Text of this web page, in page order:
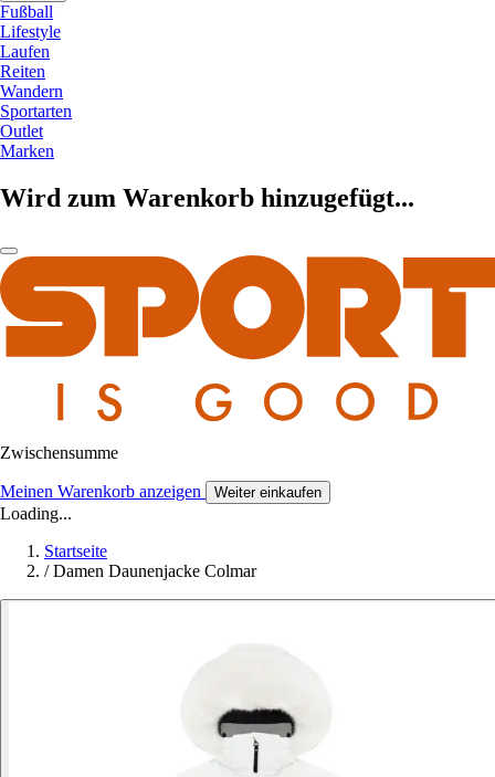
Fußball
Lifestyle
Laufen
Reiten
Wandern
Sportarten
Outlet
Marken
Wird zum Warenkorb hinzugefügt...
Zwischensumme
Meinen Warenkorb anzeigen Weiter einkaufen
Loading...
Startseite
/ Damen Daunenjacke Colmar